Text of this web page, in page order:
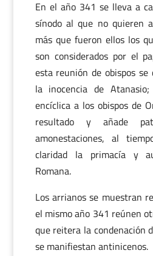
En el año 341 se lleva a
sínodo al que no quieren
más que fueron ellos los
son considerados por el
esta reunión de obispos se
la inocencia de
encíclica a los obispos de
resultado y añade
amonestaciones, al
claridad la primacía y
Romana.
Los arrianos se muestran
el mismo año 341 reúnen
que reitera la condenación
se manifiestan antinicenos.